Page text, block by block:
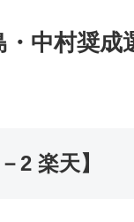
・中村奨
2 楽天】